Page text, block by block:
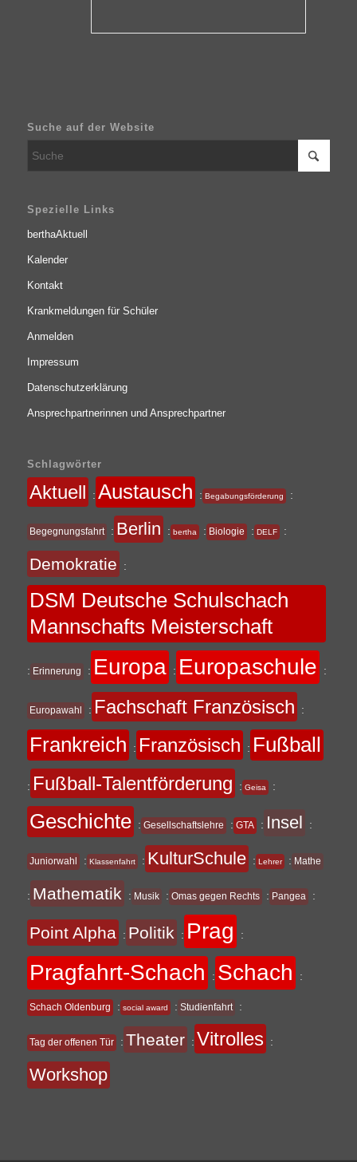
Suche auf der Website
Spezielle Links
berthaAktuell
Kalender
Kontakt
Krankmeldungen für Schüler
Anmelden
Impressum
Datenschutzerklärung
Ansprechpartnerinnen und Ansprechpartner
Schlagwörter
Aktuell : Austausch : Begabungsförderung :
Begegnungsfahrt : Berlin : bertha : Biologie : DELF :
Demokratie :
DSM Deutsche Schulschach
Mannschafts Meisterschaft
: Erinnerung : Europa : Europaschule :
Europawahl : Fachschaft Französisch :
Frankreich : Französisch : Fußball
: Fußball-Talentförderung : Geisa :
Geschichte : Gesellschaftslehre : GTA : Insel :
Juniorwahl : Klassenfahrt : KulturSchule : Lehrer : Mathe
: Mathematik : Musik : Omas gegen Rechts : Pangea :
Point Alpha : Politik : Prag :
Pragfahrt-Schach : Schach :
Schach Oldenburg : social award : Studienfahrt :
Tag der offenen Tür : Theater : Vitrolles :
Workshop